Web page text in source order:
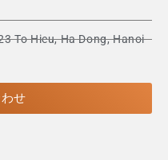
To Hieu, Ha Dong, Hanoi
せ